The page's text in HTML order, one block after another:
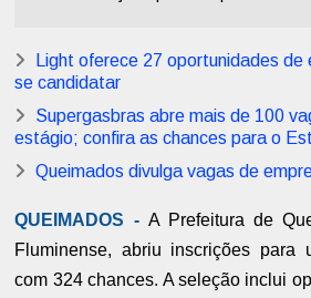
Light oferece 27 oportunidades
se candidatar
Supergasbras abre mais de 100
estágio; confira as chances para o
Queimados divulga vagas de
QUEIMADOS - A Prefeitura de
Fluminense, abriu inscrições para
com 324 chances. A seleção inclui